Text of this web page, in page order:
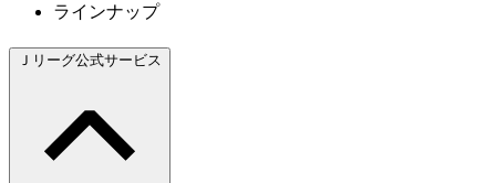
ラインナップ
Ｊリーグ公式サービス